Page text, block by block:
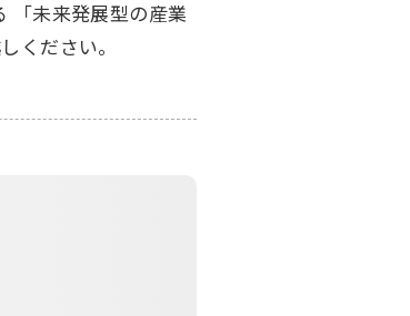
「未来発展型の産業
ください。